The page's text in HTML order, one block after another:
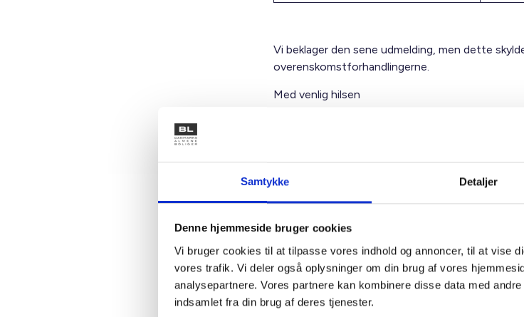
Samtykke Detaljer
Denne hjemmeside bruger cookies
Vi bruger cookies til at tilpasse vores indhold og annoncer, til at vise
vores trafik. Vi deler også oplysninger om din brug af vores
analysepartnere. Vores partnere kan kombinere disse data med
indsamlet fra din brug af deres tjenester.
Vi beklager den sene udmelding, men dette
overenskomstforhandlingerne.
Med venlig hilsen
Kontakt
Bent Madsen
Adm. direktør
Tlf: 28 88 18 77
Mail: bma@bl.dk